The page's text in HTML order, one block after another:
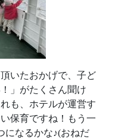
いたおかげで、子ど
」がたくさん聞け
も、ホテルが運営す
保育ですね！もう一
になるかな♪(おねだ